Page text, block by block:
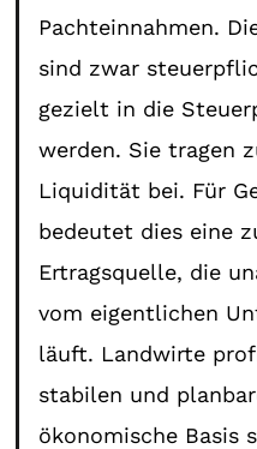
Pachteinnahmen.
sind zwar
gezielt in die
werden. Sie tragen
Liquidität bei. Für
bedeutet dies eine
Ertragsquelle, die
vom eigentlichen
läuft. Landwirte
stabilen und
ökonomische Basis